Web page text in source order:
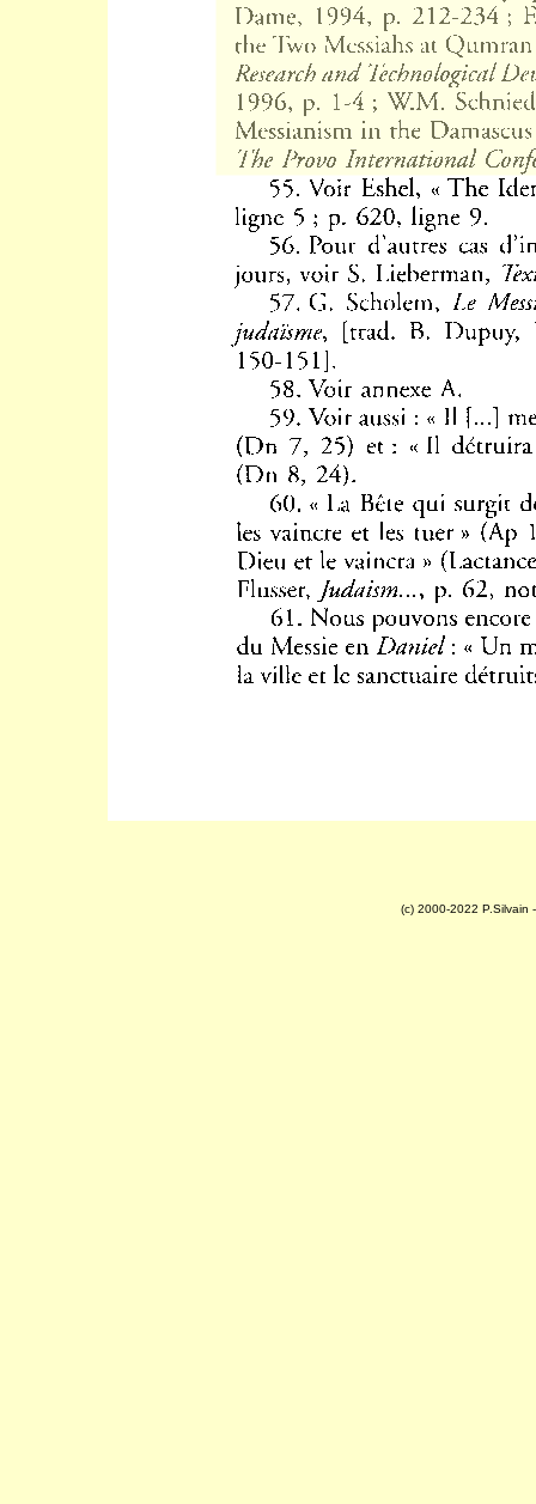
(c) 2000-2022 P.Silvain